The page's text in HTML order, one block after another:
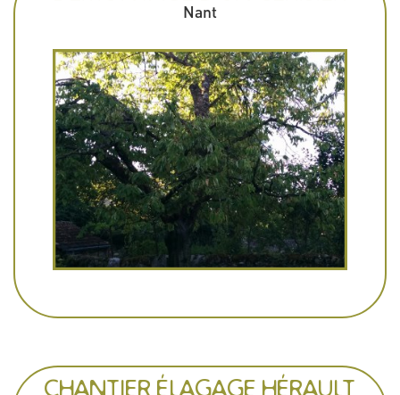
Nant
CHANTIER ÉLAGAGE HÉRAULT